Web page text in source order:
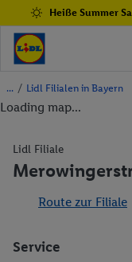
Heiße Summer
/ Lidl Filialen in Bayern
Loading map...
Lidl Filiale
Route zur Filiale
Service